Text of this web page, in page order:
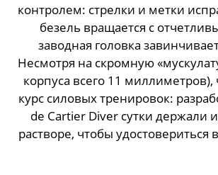
контролем: стрелки и метки
безель вращается с
заводная головка
Несмотря на скромную
корпуса всего 11
курс силовых тренировок:
de Cartier Diver сутки держали
растворе, чтобы удостовериться